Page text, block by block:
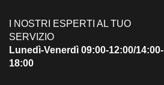
I NOSTRI ESPERTI AL TUO
SERVIZIO
Lunedì-Venerdì 09:00-12:00/14:00-
18:00